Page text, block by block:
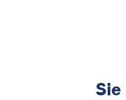
Sie